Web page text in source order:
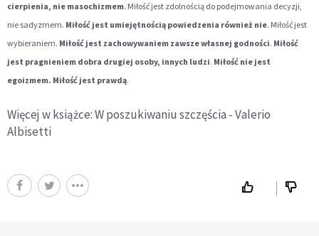
cierpienia, nie masochizmem. Miłość jest zdolnością do podejmowania decyzji,
nie sadyzmem. Miłość jest umiejętnością powiedzenia również nie. Miłość jest
wybieraniem. Miłość jest zachowywaniem zawsze własnej godności. Miłość
jest pragnieniem dobra drugiej osoby, innych ludzi. Miłość nie jest
egoizmem. Miłość jest prawdą.
Więcej w książce: W poszukiwaniu szczęścia - Valerio
Albisetti